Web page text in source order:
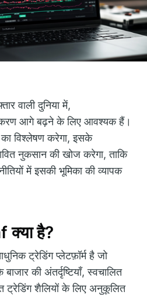
वाली दुनिया में,
आगे बढ़ने के लिए आवश्यक हैं।
का विश्लेषण करेगा, इसके
नुकसान की खोज करेगा, ताकि
में इसकी भूमिका की व्यापक
है?
ट्रेडिंग प्लेटफ़ॉर्म है जो
की अंतर्दृष्टियाँ, स्वचालित
ट्रेडिंग शैलियों के लिए अनुकूलित